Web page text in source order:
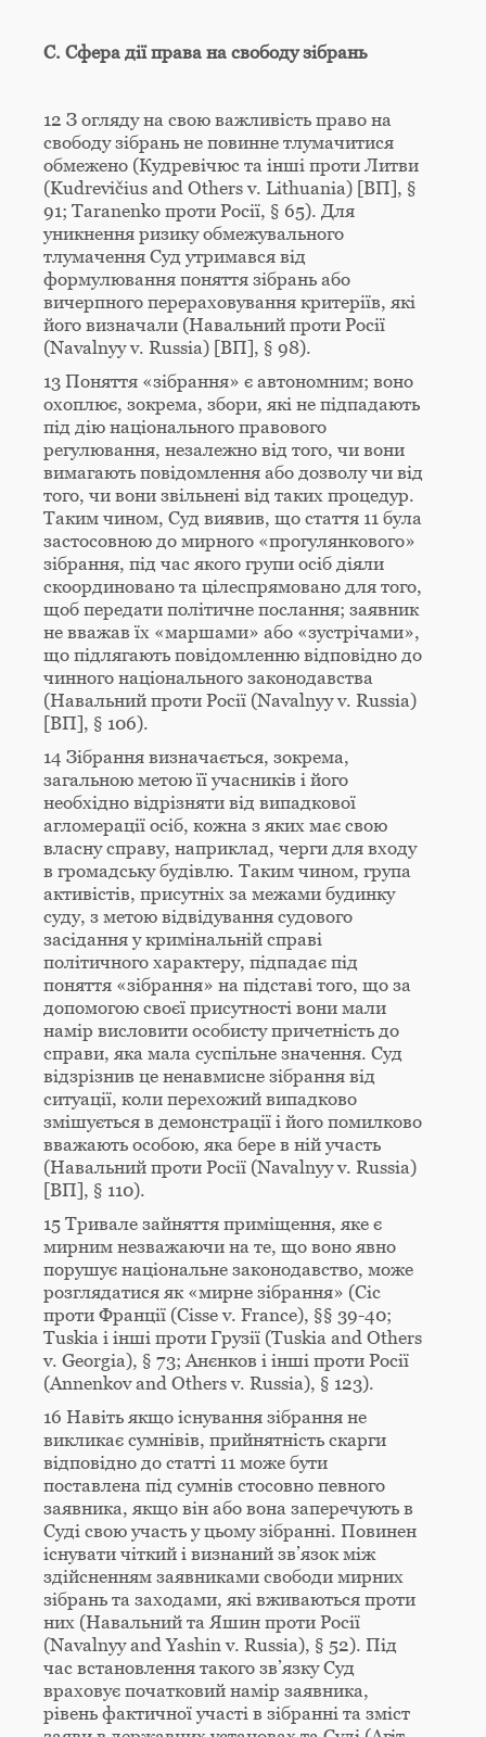
С. Сфера дії права на свободу зібрань
12 З огляду на свою важливість право на
свободу зібрань не повинне тлумачитися
обмежено (Кудревічюс та інші проти Литви
(Kudrevičius and Others v. Lithuania) [ВП], §
91; Taranenko проти Росії, § 65). Для
уникнення ризику обмежувального
тлумачення Суд утримався від
формулювання поняття зібрань або
вичерпного перераховування критеріїв, які
його визначали (Навальний проти Росії
(Navalnyy v. Russia) [ВП], § 98).
13 Поняття «зібрання» є автономним; воно
охоплює, зокрема, збори, які не підпадають
під дію національного правового
регулювання, незалежно від того, чи вони
вимагають повідомлення або дозволу чи від
того, чи вони звільнені від таких процедур.
Таким чином, Суд виявив, що стаття 11 була
застосовною до мирного «прогулянкового»
зібрання, під час якого групи осіб діяли
скоординовано та цілеспрямовано для того,
щоб передати політичне послання; заявник
не вважав їх «маршами» або «зустрічами»,
що підлягають повідомленню відповідно до
чинного національного законодавства
(Навальний проти Росії (Navalnyy v. Russia)
[ВП], § 106).
14 Зібрання визначається, зокрема,
загальною метою її учасників і його
необхідно відрізняти від випадкової
агломерації осіб, кожна з яких має свою
власну справу, наприклад, черги для входу
в громадську будівлю. Таким чином, група
активістів, присутніх за межами будинку
суду, з метою відвідування судового
засідання у кримінальній справі
політичного характеру, підпадає під
поняття «зібрання» на підставі того, що за
допомогою своєї присутності вони мали
намір висловити особисту причетність до
справи, яка мала суспільне значення. Суд
відзрізнив це ненавмисне зібрання від
ситуації, коли перехожий випадково
змішується в демонстрації і його помилково
вважають особою, яка бере в ній участь
(Навальний проти Росії (Navalnyy v. Russia)
[ВП], § 110).
15 Тривале зайняття приміщення, яке є
мирним незважаючи на те, що воно явно
порушує національне законодавство, може
розглядатися як «мирне зібрання» (Сіс
проти Франції (Cisse v. France), §§ 39-40;
Tuskia і інші проти Грузії (Tuskia and Others
v. Georgia), § 73; Анєнков і інші проти Росії
(Annenkov and Others v. Russia), § 123).
16 Навіть якщо існування зібрання не
викликає сумнівів, прийнятність скарги
відповідно до статті 11 може бути
поставлена під сумнів стосовно певного
заявника, якщо він або вона заперечують в
Суді свою участь у цьому зібранні. Повинен
існувати чіткий і визнаний зв’язок між
здійсненням заявниками свободи мирних
зібрань та заходами, які вживаються проти
них (Навальний та Яшин проти Росії
(Navalnyy and Yashin v. Russia), § 52). Під
час встановлення такого зв’язку Суд
враховує початковий намір заявника,
рівень фактичної участі в зібранні та зміст